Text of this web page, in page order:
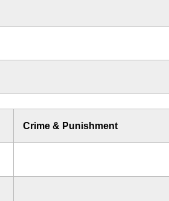
Crime & Punishment